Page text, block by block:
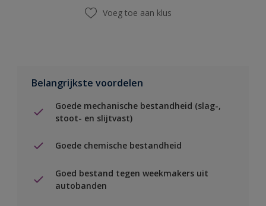
Voeg toe aan klus
Belangrijkste voordelen
Goede mechanische bestandheid (slag-,
stoot- en slijtvast)
Goede chemische bestandheid
Goed bestand tegen weekmakers uit
autobanden